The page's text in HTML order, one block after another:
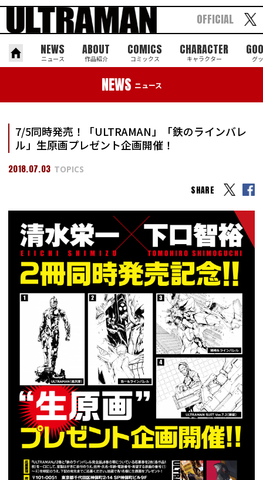
NEWS
ニュース
ABOUT
作品紹介
COMICS
コミックス
CHARACTER
キャラクター グ
OFFICIAL
NEWS ニュース
7/5同時発売！「ULTRAMAN」「鉄のラインバレ
ル」生原画プレゼント企画開催！
2018.07.03 TOPICS
SHARE